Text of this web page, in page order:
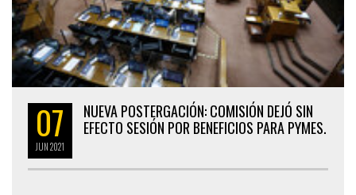
07
JUN2021
NUEVA POSTERGACIÓN: COMISIÓN DEJÓ SIN
EFECTO SESIÓN POR BENEFICIOS PARA PYMES.